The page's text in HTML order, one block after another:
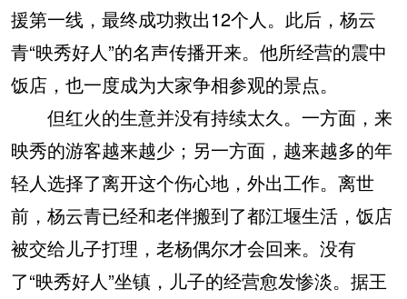
援第一线，最终成功救出12个人。此后，杨云
青“映秀好人”的名声传播开来。他所经营的震中
饭店，也一度成为大家争相参观的景点。
但红火的生意并没有持续太久。一方面，来
映秀的游客越来越少；另一方面，越来越多的年
轻人选择了离开这个伤心地，外出工作。离世
前，杨云青已经和老伴搬到了都江堰生活，饭店
被交给儿子打理，老杨偶尔才会回来。没有
了“映秀好人”坐镇，儿子的经营愈发惨淡。据王